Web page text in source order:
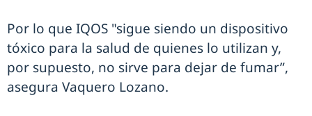
Por lo que IQOS "sigue siendo un dispositivo
tóxico para la salud de quienes lo utilizan y,
por supuesto, no sirve para dejar de fumar”,
asegura Vaquero Lozano.